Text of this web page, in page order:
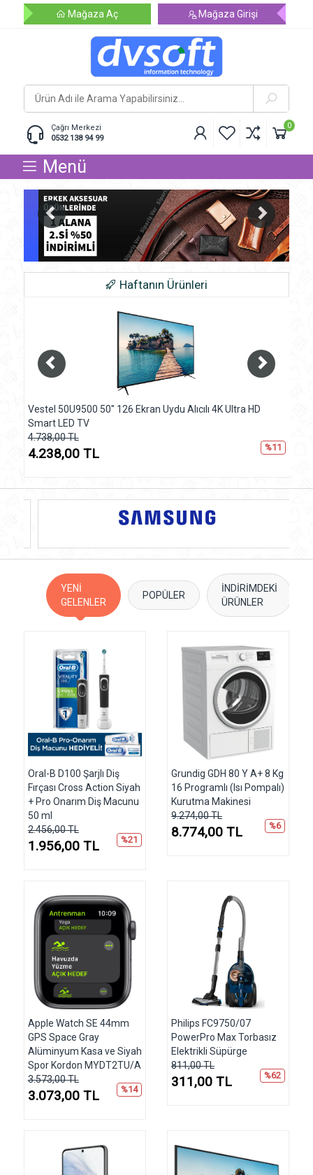
Mağaza Aç Mağaza Girişi
Çağrı Merkezi
0532 138 94 99
0
Menü
Haftanın Ürünleri
50U9500 50'' 126 Ekran Uydu Alıcılı 4K Ultra HD
LED TV
TL
TL
Tefal
YENİ
GELENLER
POPÜLER
İNDİRİMDEKİ
ÜRÜNLER
Oral-B D100 Şarjlı Diş
Fırçası Cross Action Siyah
+ Pro Onarım Diş Macunu
50 ml
2.456,00 TL
%21
1.956,00 TL
Grundig GDH 80 Y A+ 8 Kg
16 Programlı (Isı Pompalı)
Kurutma Makinesi
9.274,00 TL
%6
8.774,00 TL
Apple Watch SE 44mm
GPS Space Gray
Alüminyum Kasa ve Siyah
Spor Kordon MYDT2TU/A
3.573,00 TL
%14
3.073,00 TL
Philips FC9750/07
PowerPro Max Torbasız
Elektrikli Süpürge
811,00 TL
%62
311,00 TL